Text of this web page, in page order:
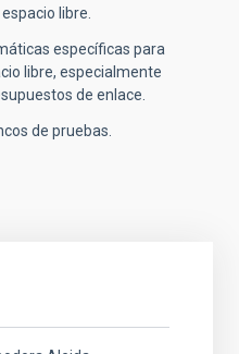
libre.
específicas para
libre, especialmente
de enlace.
de pruebas.